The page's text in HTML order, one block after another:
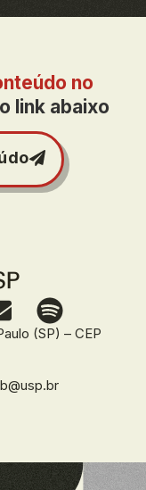
(SP) – CEP
no
link abaixo